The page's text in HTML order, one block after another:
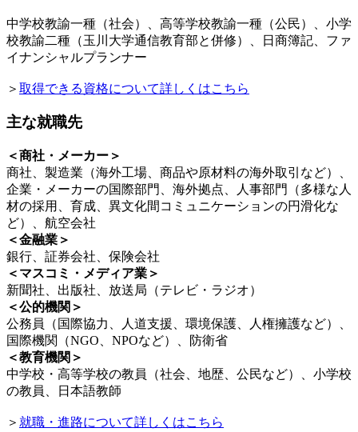
中学校教諭一種（社会）、高等学校教諭一種（公民）、小学
校教諭二種（玉川大学通信教育部と併修）、日商簿記、ファ
イナンシャルプランナー
＞ 取得できる資格について詳しくはこちら
主な就職先
＜商社・メーカー＞
商社、製造業（海外工場、商品や原材料の海外取引など）、
企業・メーカーの国際部門、海外拠点、人事部門（多様な人
材の採用、育成、異文化間コミュニケーションの円滑化な
ど）、航空会社
＜金融業＞
銀行、証券会社、保険会社
＜マスコミ・メディア業＞
新聞社、出版社、放送局（テレビ・ラジオ）
＜公的機関＞
公務員（国際協力、人道支援、環境保護、人権擁護など）、
国際機関（NGO、NPOなど）、防衛省
＜教育機関＞
中学校・高等学校の教員（社会、地歴、公民など）、小学校
の教員、日本語教師
＞ 就職・進路について詳しくはこちら